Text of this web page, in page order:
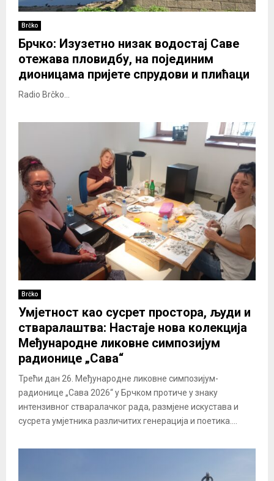
Brčko
Брчко: Изузетно низак водостај Саве
отежава пловидбу, на појединим
дионицама пријете спрудови и плићаци
Radio Brčko...
Brčko
Умјетност као сусрет простора, људи и
стваралаштва: Настаје нова колекција
Међународне ликовне симпозијум
радионице „Сава“
Трећи дан 26. Међународне ликовне симпозијум-
радионице „Сава 2026“ у Брчком протиче у знаку
интензивног стваралачког рада, размјене искустава и
сусрета умјетника различитих генерација и поетика....